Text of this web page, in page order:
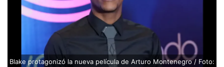
Blake protagonizó la nueva película de Arturo Montenegro / Foto: